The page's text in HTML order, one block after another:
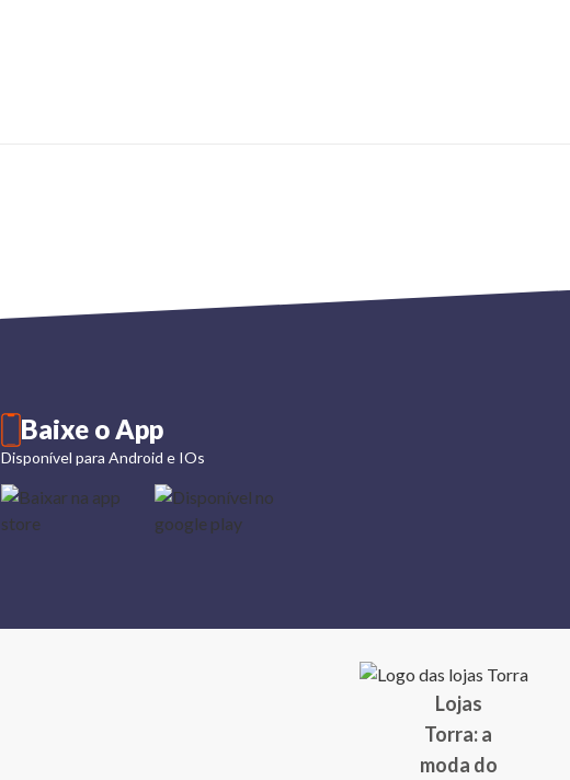
Baixe o App
Disponível para Android e IOs
Lojas
Torra: a
moda do